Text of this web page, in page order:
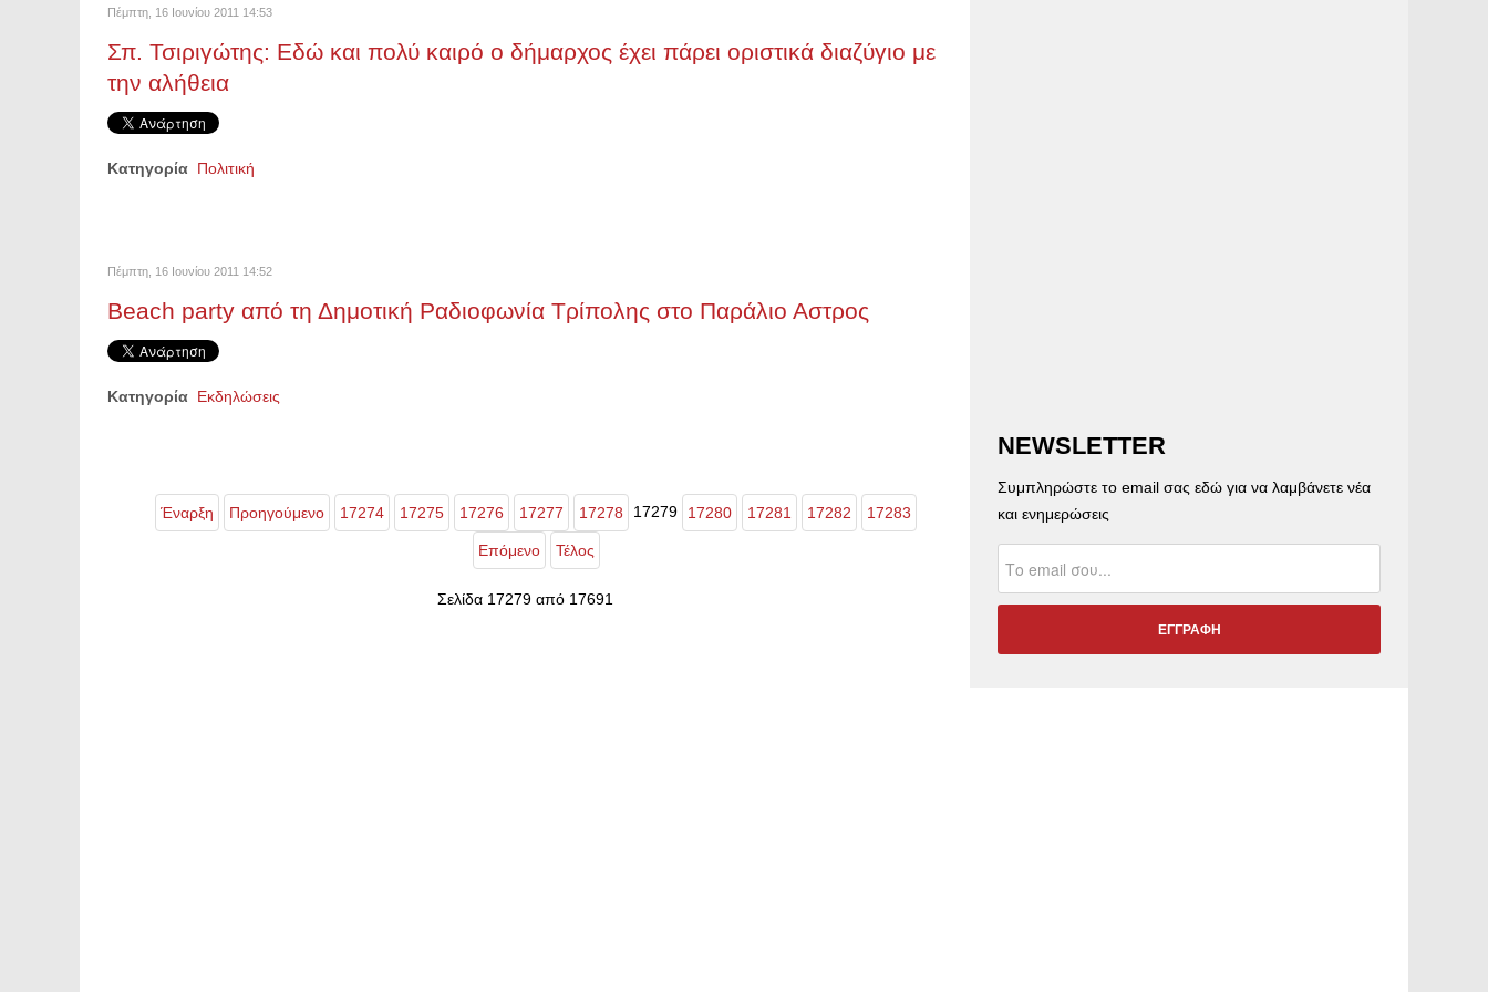
Πέμπτη, 16 Ιουνίου 2011 14:53
Σπ. Τσιριγώτης: Εδώ και πολύ καιρό ο δήμαρχος έχει πάρει οριστικά διαζύγιο με
την αλήθεια
Κατηγορία Πολιτική
Πέμπτη, 16 Ιουνίου 2011 14:52
Beach party από τη Δημοτική Ραδιοφωνία Τρίπολης στο Παράλιο Αστρος
Κατηγορία Εκδηλώσεις
Έναρξη Προηγούμενο 17274 17275 17276 17277 17278 17279 17280 17281 17282 17283
Επόμενο Τέλος
Σελίδα 17279 από 17691
NEWSLETTER
Συμπληρώστε το email σας εδώ για να λαμβάνετε νέα
και ενημερώσεις